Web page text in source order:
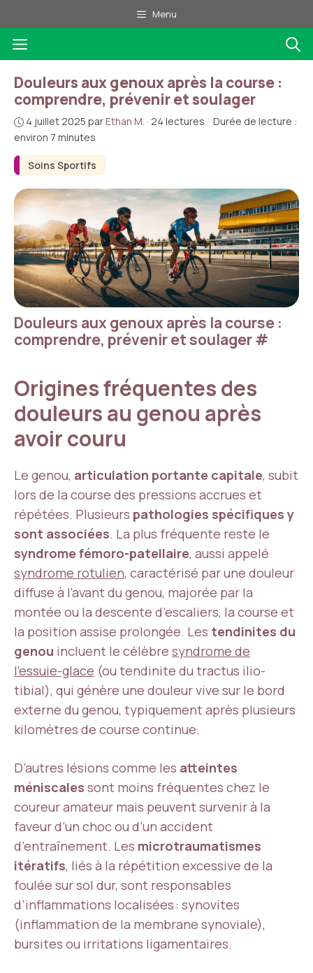
au
contenu
Menu
Menu
Soins Sportifs
Douleurs aux genoux après la course :
comprendre, prévenir et soulager
4 juillet 2025 parEthan M. · 24 lectures · Durée de lecture :
environ 7 minutes
Douleurs aux genoux après la course :
comprendre, prévenir et soulager#
Origines fréquentes des
douleurs au genou après
avoir couru
Le genou, articulation portante capitale, subit
lors de la course des pressions accrues et
répétées. Plusieurs pathologies spécifiques y
sont associées. La plus fréquente reste le
syndrome fémoro-patellaire, aussi appelé
syndrome rotulien, caractérisé par une douleur
diffuse à l’avant du genou, majorée par la
montée ou la descente d’escaliers, la course et
la position assise prolongée. Les tendinites du
genou incluent le célèbre syndrome de
l’essuie-glace (ou tendinite du tractus ilio-
tibial), qui génère une douleur vive sur le bord
externe du genou, typiquement après plusieurs
kilomètres de course continue.
D’autres lésions comme les atteintes
méniscales sont moins fréquentes chez le
coureur amateur mais peuvent survenir à la
faveur d’un choc ou d’un accident
d’entraînement. Les microtraumatismes
itératifs, liés à la répétition excessive de la
foulée sur sol dur, sont responsables
d’inflammations localisées : synovites
(inflammation de la membrane synoviale),
bursites ou irritations ligamentaires.